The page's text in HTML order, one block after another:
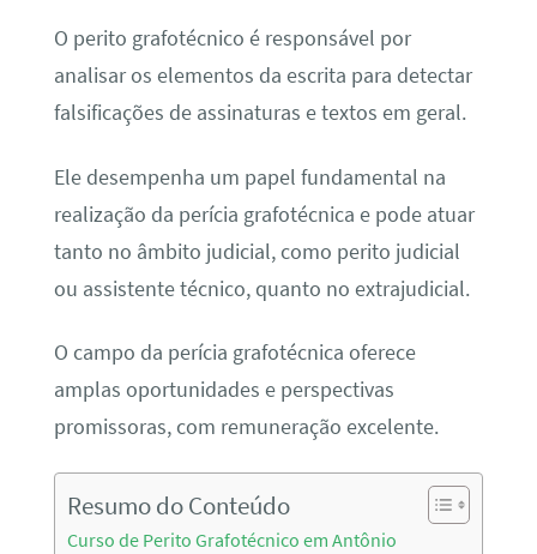
O perito grafotécnico é responsável por
analisar os elementos da escrita para detectar
falsificações de assinaturas e textos em geral.
Ele desempenha um papel fundamental na
realização da perícia grafotécnica e pode atuar
tanto no âmbito judicial, como perito judicial
ou assistente técnico, quanto no extrajudicial.
O campo da perícia grafotécnica oferece
amplas oportunidades e perspectivas
promissoras, com remuneração excelente.
Resumo do Conteúdo
Curso de Perito Grafotécnico em Antônio